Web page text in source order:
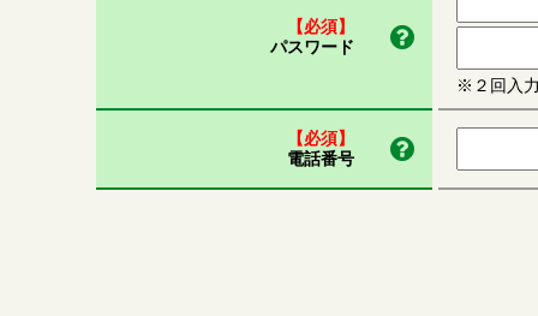
【必須】
パスワード
※２回入
【必須】
電話番号